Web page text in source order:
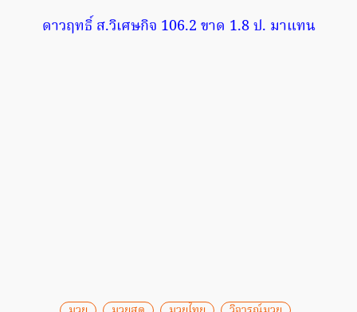
ดาวฤทธิ์ ส.วิเศษกิจ 106.2 ขาด 1.8 ป. มาแทน